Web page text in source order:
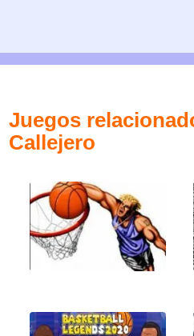
Juegos
Callejero